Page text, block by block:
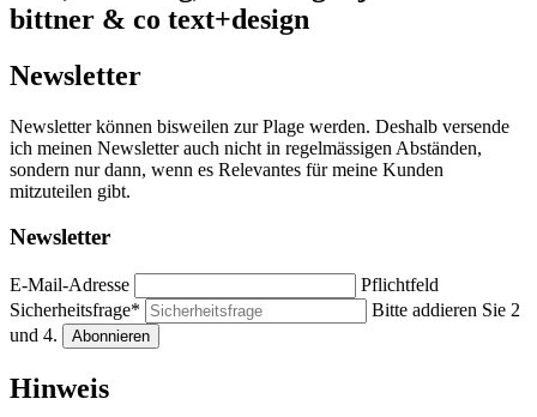
bittner & co text+design
Newsletter
Newsletter können bisweilen zur Plage werden. Deshalb versende
ich meinen Newsletter auch nicht in regelmässigen Abständen,
sondern nur dann, wenn es Relevantes für meine Kunden
mitzuteilen gibt.
Newsletter
E-Mail-Adresse
Pflichtfeld
Sicherheitsfrage*
Bitte addieren Sie 2
und 4.
Hinweis